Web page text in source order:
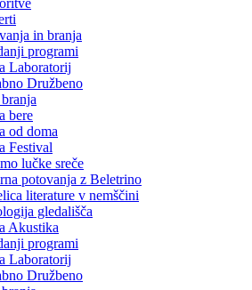
in branja
programi
Laboratorij
Družbeno
bere
od doma
Festival
lučke sreče
potovanja z Beletrino
literature v nemščini
gledališča
Akustika
programi
Laboratorij
Družbeno